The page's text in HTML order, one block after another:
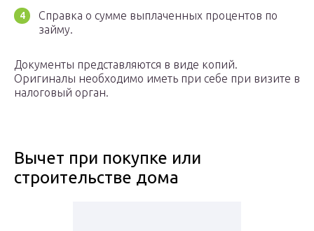
Справка о сумме выплаченных процентов по
займу.
Документы представляются в виде копий.
Оригиналы необходимо иметь при себе при визите в
налоговый орган.
Вычет при покупке или
строительстве дома